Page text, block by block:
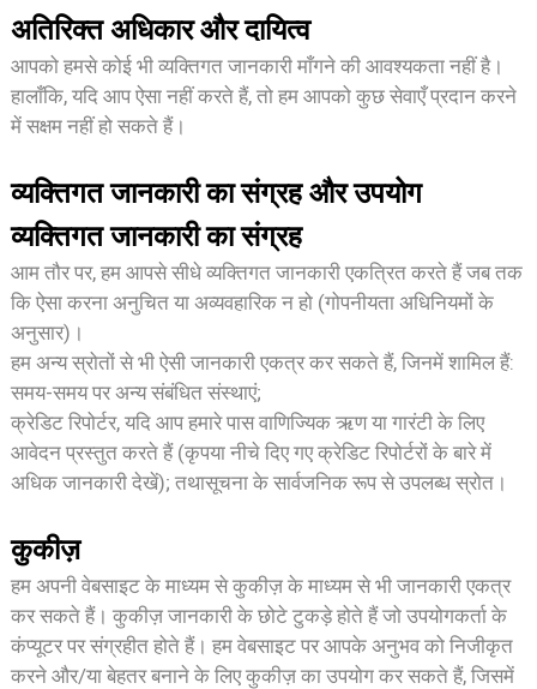
अतिरिक्त अधिकार और दायित्व
आपको हमसे कोई भी व्यक्तिगत जानकारी माँगने की आवश्यकता नहीं है।
हालाँकि, यदि आप ऐसा नहीं करते हैं, तो हम आपको कुछ सेवाएँ प्रदान करने
में सक्षम नहीं हो सकते हैं।
व्यक्तिगत जानकारी का संग्रह और उपयोग
व्यक्तिगत जानकारी का संग्रह
आम तौर पर, हम आपसे सीधे व्यक्तिगत जानकारी एकत्रित करते हैं जब तक
कि ऐसा करना अनुचित या अव्यवहारिक न हो (गोपनीयता अधिनियमों के
अनुसार)।
हम अन्य स्रोतों से भी ऐसी जानकारी एकत्र कर सकते हैं, जिनमें शामिल हैं:
समय-समय पर अन्य संबंधित संस्थाएं;
क्रेडिट रिपोर्टर, यदि आप हमारे पास वाणिज्यिक ऋण या गारंटी के लिए
आवेदन प्रस्तुत करते हैं (कृपया नीचे दिए गए क्रेडिट रिपोर्टरों के बारे में
अधिक जानकारी देखें); तथासूचना के सार्वजनिक रूप से उपलब्ध स्रोत।
कुकीज़
हम अपनी वेबसाइट के माध्यम से कुकीज़ के माध्यम से भी जानकारी एकत्र
कर सकते हैं। कुकीज़ जानकारी के छोटे टुकड़े होते हैं जो उपयोगकर्ता के
कंप्यूटर पर संग्रहीत होते हैं। हम वेबसाइट पर आपके अनुभव को निजीकृत
करने और/या बेहतर बनाने के लिए कुकीज़ का उपयोग कर सकते हैं, जिसमें